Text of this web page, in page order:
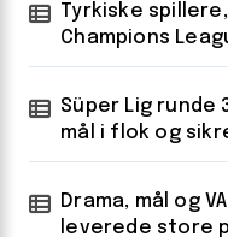
Tyrkiske
Champions
Süper Lig
mål i flok og
Drama, mål og
leverede store